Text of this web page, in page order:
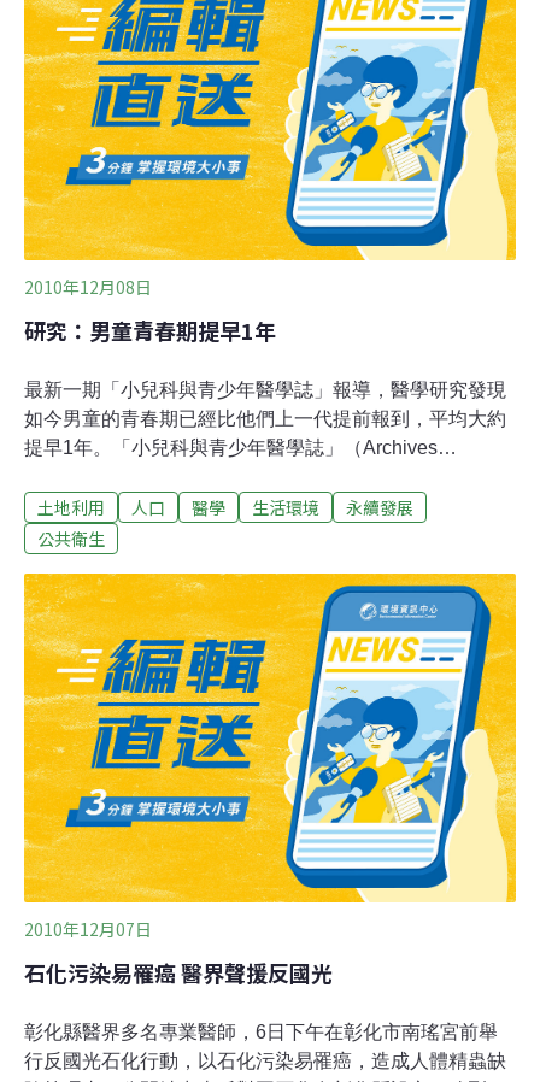
上，原始細胞相當於胚胎幹細胞，但胚胎幹細胞一直以來
存在爭議，因為取得胚胎幹細胞得先破壞人類胚胎。山中
伸彌的方法讓科學家可在不破壞胚胎的情況下，取得原始
細胞。位於斯德哥爾摩的卡洛林斯卡研究所
（KarolinskaInstitute）評審委員會表示：「古爾登和山中
伸彌的發現證明，特定細胞能在特定環境下，逆轉發育時
鐘。」委員會表示，山中伸彌和古爾登「因發現成體細胞
能在重新編
2010年12月08日
研究：男童青春期提早1年
最新一期「小兒科與青少年醫學誌」報導，醫學研究發現
如今男童的青春期已經比他們上一代提前報到，平均大約
提早1年。「小兒科與青少年醫學誌」（Archives
奈醫學中心（Cedars-Sinai Medical Center）的醫學研究
報告指出，先前已經有醫學研究統計發現，當今的女童比
於女童，在男童身上也是一樣。研究人員是以1970年代所
進行的1項類似實驗做為基準，針對6200名保加利亞男孩
進行研究，測量孩子們的身高、體重、睪丸體積、陰莖長
度與周長。統計結果發現，當年研究顯示同樣族群的男
孩，大約在13歲到16歲之間進入青春期，而現在男孩的青
春期則是12歲到15歲之間就開始了。這項研究負責人狄平
德（Fnu Deepinder）接受媒體訪問時說，青春期提早來
臨對
土地利用 人口 醫學 生活環境
永續發展
公共衛生
2010年12月07日
石化污染易罹癌 醫界聲援反國光
彰化縣醫界多名專業醫師，6日下午在彰化市南瑤宮前舉
行反國光石化行動，以石化污染易罹癌，造成人體精蟲缺